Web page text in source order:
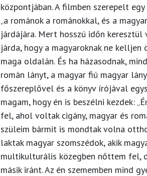
központjában. A filmben szerepelt
„a románok a románokkal, és a
járdájára. Mert hosszú időn keresztül
járda, hogy a magyaroknak ne
maga oldalán. És ha házasodnak,
román lányt, a magyar fiú magyar
főszereplővel és a könyv írójával
magam, hogy én is beszélni kezdek:
fel, ahol voltak cigány, magyar és
szüleim bármit is mondtak volna
laktak magyar szomszédok, akik
multikulturális közegben nőttem fel,
másik iránt. Az én szememben mind